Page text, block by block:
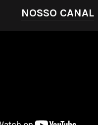
NOSSO CANAL